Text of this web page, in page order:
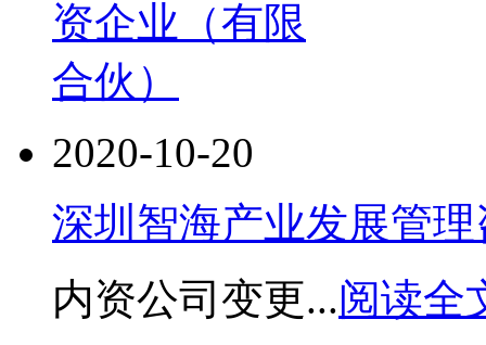
2020-10-20
深圳智海产业发展管
内资公司变更...阅读全